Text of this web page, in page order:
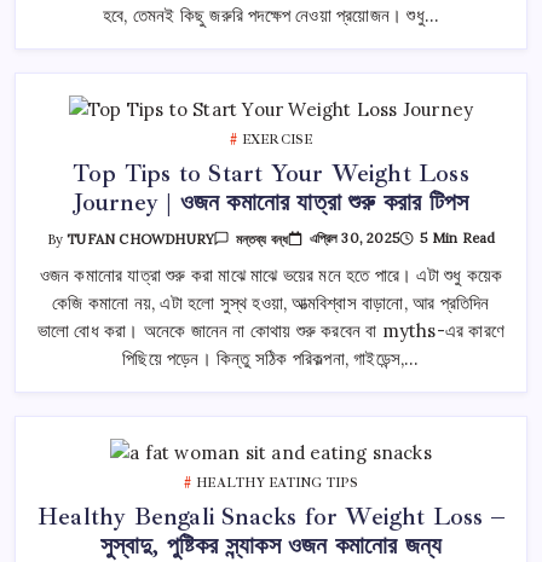
খান!
তথ্য
হবে, তেমনই কিছু জরুরি পদক্ষেপ নেওয়া প্রয়োজন। শুধু…
EXERCISE
Top Tips to Start Your Weight Loss
Journey | ওজন কমানোর যাত্রা শুরু করার টিপস
ByTUFAN CHOWDHURY
Top
Tips
To
Start
Your
Weight
Loss
Journey
|
টিপস
মন্তব্য বন্ধ এপ্রিল 30, 2025 5 Min Read
ওজন কমানোর যাত্রা শুরু করা মাঝে মাঝে ভয়ের মনে হতে পারে। এটা শুধু কয়েক
কেজি কমানো নয়, এটা হলো সুস্থ হওয়া, আত্মবিশ্বাস বাড়ানো, আর প্রতিদিন
ভালো বোধ করা। অনেকে জানেন না কোথায় শুরু করবেন বা myths-এর কারণে
পিছিয়ে পড়েন। কিন্তু সঠিক পরিকল্পনা, গাইডেন্স,…
HEALTHY EATING TIPS
Healthy Bengali Snacks for Weight Loss –
সুস্বাদু, পুষ্টিকর স্ন্যাকস ওজন কমানোর জন্য